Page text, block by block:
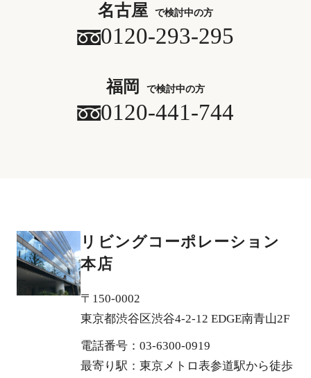
名古屋 で検討中の方
0120-293-295
福岡 で検討中の方
0120-441-744
リビングコーポレーション
本店
〒150-0002
東京都渋谷区渋谷4-2-12 EDGE南青山2F
電話番号：03-6300-0919
最寄り駅：東京メトロ表参道駅から徒歩